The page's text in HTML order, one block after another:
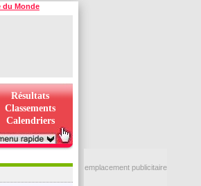
du Monde
Résultats
Classements
Calendriers
emplacement publicitaire